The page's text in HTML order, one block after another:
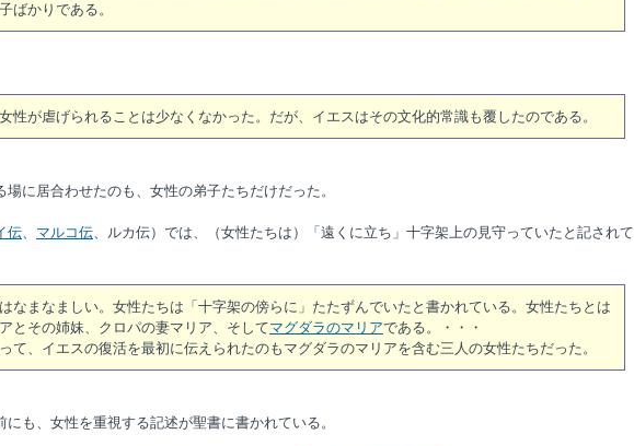
ばかりである。
性が虐げられることは少なくなかった。だが、イエスはその文化的常識も覆したのである。
に居合わせたのも、女性の弟子たちだけだった。
伝、 マルコ伝、ルカ伝）では、（女性たちは）「遠くに立ち」十字架上の見守っていたと記されて
なまなましい。女性たちは「十字架の傍らに」たたずんでいたと書かれている。女性たちとは
とその姉妹、クロパの妻マリア、そしてマグダラのマリアである。・・・
て、イエスの復活を最初に伝えられたのもマグダラのマリアを含む三人の女性たちだった。
も、女性を重視する記述が聖書に書かれている。